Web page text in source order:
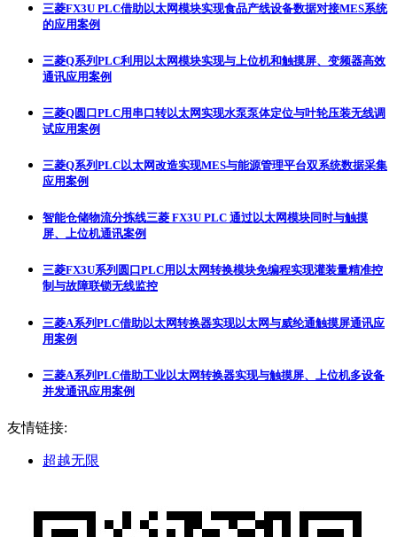
三菱FX3U PLC借助以太网模块实现食品产线设备数据对接MES系统
的应用案例
三菱Q系列PLC利用以太网模块实现与上位机和触摸屏、变频器高效
通讯应用案例
三菱Q圆口PLC用串口转以太网实现水泵泵体定位与叶轮压装无线调
试应用案例
三菱Q系列PLC以太网改造实现MES与能源管理平台双系统数据采集
应用案例
智能仓储物流分拣线三菱 FX3U PLC 通过以太网模块同时与触摸
屏、上位机通讯案例
三菱FX3U系列圆口PLC用以太网转换模块免编程实现灌装量精准控
制与故障联锁无线监控
三菱A系列PLC借助以太网转换器实现以太网与威纶通触摸屏通讯应
用案例
三菱A系列PLC借助工业以太网转换器实现与触摸屏、上位机多设备
并发通讯应用案例
友情链接:
超越无限